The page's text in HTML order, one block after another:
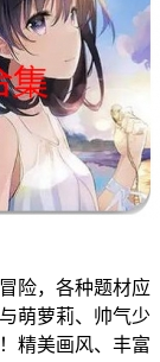
险，各种题材应
萌萝莉、帅气少
精美画风、丰富